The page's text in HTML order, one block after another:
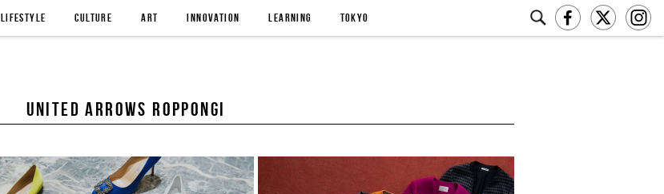
LIFESTYLE CULTURE ART INNOVATION LEARNING TOKYO
UNITED ARROWS ROPPONGI